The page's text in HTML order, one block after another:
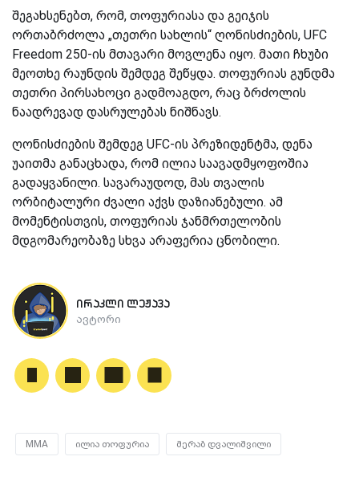
შეგახსენებთ, რომ, თოფურიასა და გეიჯის
ორთაბრძოლა „თეთრი სახლის“ ღონისძიების, UFC
Freedom 250-ის მთავარი მოვლენა იყო. მათი ჩხუბი
მეოთხე რაუნდის შემდეგ შეწყდა. თოფურიას გუნდმა
თეთრი პირსახოცი გადმოაგდო, რაც ბრძოლის
ნაადრევად დასრულებას ნიშნავს.
ღონისძიების შემდეგ UFC-ის პრეზიდენტმა, დენა
უაითმა განაცხადა, რომ ილია საავადმყოფოშია
გადაყვანილი. სავარაუდოდ, მას თვალის
ორბიტალური ძვალი აქვს დაზიანებული. ამ
მომენტისთვის, თოფურიას ჯანმრთელობის
მდგომარეობაზე სხვა არაფერია ცნობილი.
ირაკლი ლეჟავა
ავტორი
MMA ილია თოფურია მერაბ დვალიშვილი